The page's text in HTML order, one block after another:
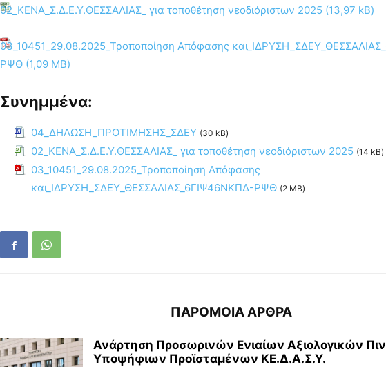
02_ΚΕΝΑ_Σ.Δ.Ε.Υ.ΘΕΣΣΑΛΙΑΣ_ για τοποθέτηση νεοδιόριστων 2025
03_10451_29.08.2025_Τροποποίηση Απόφασης
ΡΨΘ
Συνημμένα:
04_ΔΗΛΩΣΗ_ΠΡΟΤΙΜΗΣΗΣ_ΣΔΕΥ (30 kB)
02_ΚΕΝΑ_Σ.Δ.Ε.Υ.ΘΕΣΣΑΛΙΑΣ_ για τοποθέτηση νεοδιόριστων 2025 (14 kB)
03_10451_29.08.2025_Τροποποίηση Απόφασης
και_ΙΔΡΥΣΗ_ΣΔΕΥ_ΘΕΣΣΑΛΙΑΣ_6ΓΙΨ46ΝΚΠΔ-ΡΨΘ (2 MB)
ΠΑΡΟΜΟΙΑ ΑΡΘΡΑ
Ανάρτηση Προσωρινών Ενιαίων Αξιολογικών
Υποψήφιων Προϊσταμένων ΚΕ.Δ.Α.Σ.Υ.